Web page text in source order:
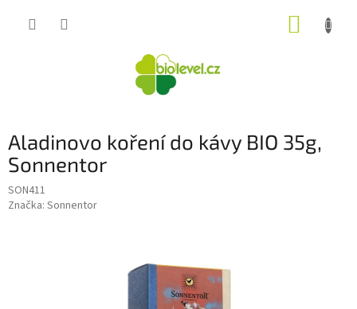
Aladinovo koření do kávy BIO 35g,
Sonnentor
SON411
Značka: Sonnentor